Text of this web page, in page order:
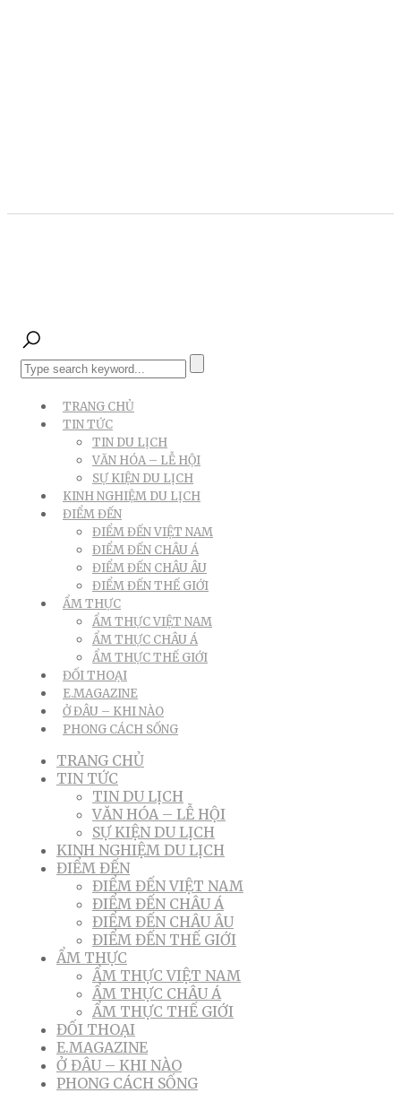
TRANG CHỦ
TIN TỨC
TIN DU LỊCH
VĂN HÓA – LỄ HỘI
SỰ KIỆN DU LỊCH
KINH NGHIỆM DU LỊCH
ĐIỂM ĐẾN
ĐIỂM ĐẾN VIỆT NAM
ĐIỂM ĐẾN CHÂU Á
ĐIỂM ĐẾN CHÂU ÂU
ĐIỂM ĐẾN THẾ GIỚI
ẨM THỰC
ẨM THỰC VIỆT NAM
ẨM THỰC CHÂU Á
ẨM THỰC THẾ GIỚI
ĐỐI THOẠI
E.MAGAZINE
Ở ĐÂU – KHI NÀO
PHONG CÁCH SỐNG
TRANG CHỦ
TIN TỨC
TIN DU LỊCH
VĂN HÓA – LỄ HỘI
SỰ KIỆN DU LỊCH
KINH NGHIỆM DU LỊCH
ĐIỂM ĐẾN
ĐIỂM ĐẾN VIỆT NAM
ĐIỂM ĐẾN CHÂU Á
ĐIỂM ĐẾN CHÂU ÂU
ĐIỂM ĐẾN THẾ GIỚI
ẨM THỰC
ẨM THỰC VIỆT NAM
ẨM THỰC CHÂU Á
ẨM THỰC THẾ GIỚI
ĐỐI THOẠI
E.MAGAZINE
Ở ĐÂU – KHI NÀO
PHONG CÁCH SỐNG